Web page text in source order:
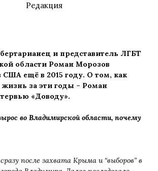
Редакция
и представитель ЛГБТ
области Роман Морозов
США ещё в 2015 году. О том, как
жизнь за эти годы – Роман
«Доводу».
во Владимирской области, почему
после захвата Крыма и “выборов” в